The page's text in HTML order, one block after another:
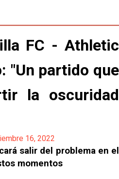
ya es un paso adelante
hasta cinco fichajes
Italia para firmar su nuevo
FC - Athletic
"Un partido que
la oscuridad
16, 2022
salir del problema en el
momentos